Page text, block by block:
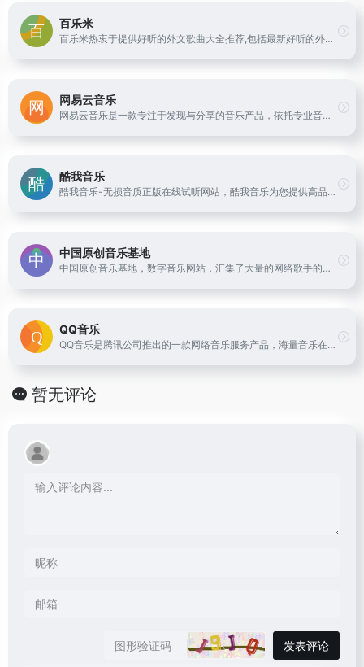
百乐米
百乐米热衷于提供好听的外文歌曲大全推荐,包括最新好听的外文歌曲、热门流行外文歌曲、说唱、乡村、摇滚和经典外文歌曲,提供音乐分享、音乐试听，视频，日志，社区等功能，是专业好听的外文歌曲试听分享下载网站。
网易云音乐
网易云音乐是一款专注于发现与分享的音乐产品，依托专业音乐人、DJ、好友推荐及社交功能，为用户打造全新的音乐生活。
酷我音乐
酷我音乐-无损音质正版在线试听网站，酷我音乐为您提供高品质音乐，无损音乐下载，拥有各类音乐榜单，快捷的新歌速递，完善的主题电台，个性化的歌曲推荐，高品质音乐在线听，好音质，用酷我。陪着我，不要停
中国原创音乐基地
中国原创音乐基地，数字音乐网站，汇集了大量的网络歌手的原创音乐歌曲及翻唱歌曲，提供大量歌曲的伴奏以及歌词免费下载，将喜爱的音乐或者歌曲作为手机彩铃下载
QQ音乐
QQ音乐是腾讯公司推出的一款网络音乐服务产品，海量音乐在线试听、新歌热歌在线首发、歌词翻译、手机铃声下载、高品质无损音乐试听、海量无损曲库、正版音乐下载、空间背景音乐设置、MV观看等，是互联网音乐播放和下载的优选。
暂无评论
发表评论